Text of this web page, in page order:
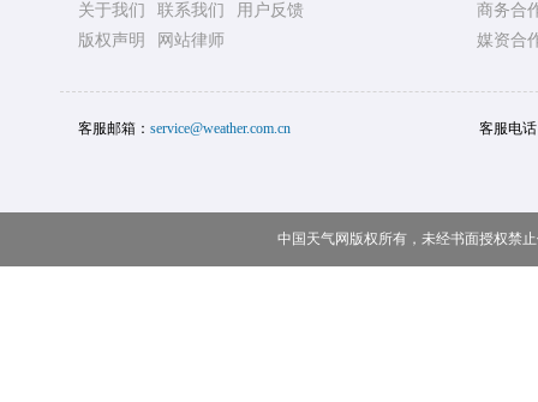
关于我们 联系我们
用户反馈
版权声明
网站律师
商务合
媒资合
客服邮箱： service@weather.com.cn 客服电
中国天气网版权所有，未经书面授权